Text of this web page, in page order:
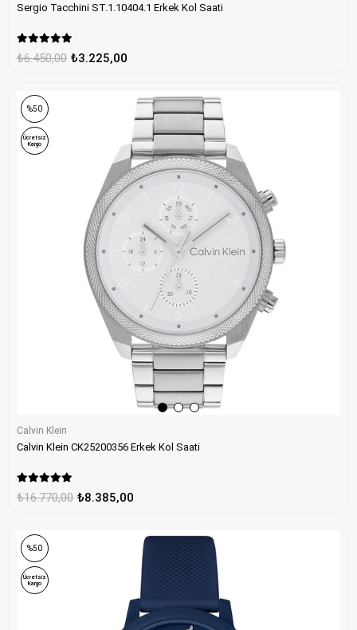
Sergio Tacchini ST.1.10404.1 Erkek Kol Saati
₺3.225,00
₺6.450,00
Calvin Klein
Calvin Klein CK25200356 Erkek Kol Saati
₺8.385,00
₺16.770,00
%50
Ücretsiz
Kargo
%50
Ücretsiz
Kargo